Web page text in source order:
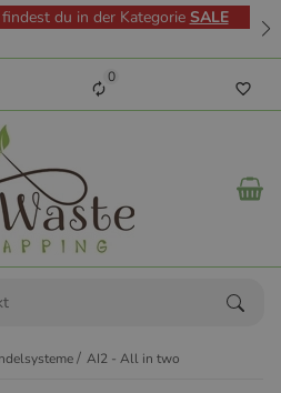
du in der Kategorie SALE
0
AI2 - All in two